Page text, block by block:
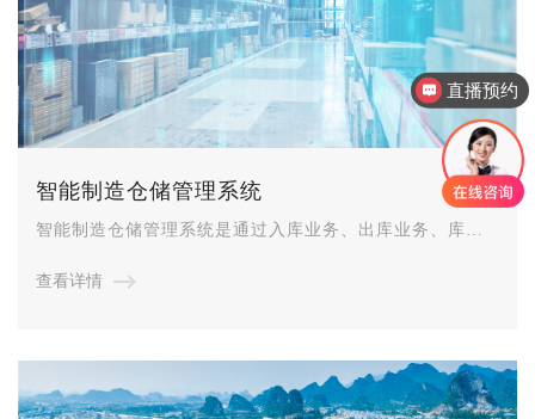
智能制造仓储管理系统
智能制造仓储管理系统是通过入库业务、出库业务、库存
点、质检管理等功能的综合管理，实现了企业仓储物流的
查看详情
直播预约
产品售后服务